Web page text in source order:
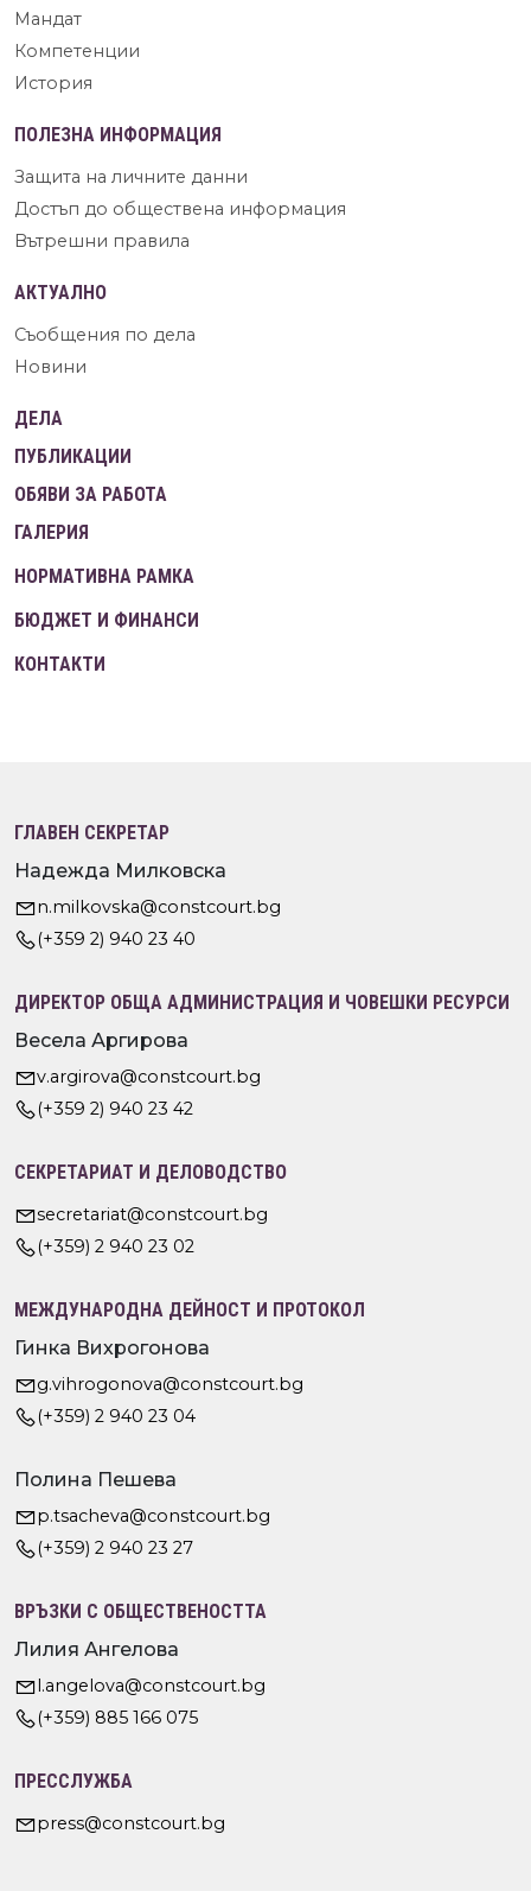
Мандат
Компетенции
История
ПОЛЕЗНА ИНФОРМАЦИЯ
Защита на личните данни
Достъп до обществена информация
Вътрешни правила
АКТУАЛНО
Съобщения по дела
Новини
ДЕЛА
ПУБЛИКАЦИИ
ОБЯВИ ЗА РАБОТА
ГАЛЕРИЯ
НОРМАТИВНА РАМКА
БЮДЖЕТ И ФИНАНСИ
КОНТАКТИ
ГЛАВЕН СЕКРЕТАР
Надежда Милковска
n.milkovska@constcourt.bg
(+359 2) 940 23 40
ДИРЕКТОР ОБЩА АДМИНИСТРАЦИЯ И ЧОВЕШКИ РЕСУРСИ
Весела Аргирова
v.argirova@constcourt.bg
(+359 2) 940 23 42
СЕКРЕТАРИАТ И ДЕЛОВОДСТВО
secretariat@constcourt.bg
(+359) 2 940 23 02
МЕЖДУНАРОДНА ДЕЙНОСТ И ПРОТОКОЛ
Гинка Вихрогонова
g.vihrogonova@constcourt.bg
(+359) 2 940 23 04
Полина Пешева
p.tsacheva@constcourt.bg
(+359) 2 940 23 27
ВРЪЗКИ С ОБЩЕСТВЕНОСТТА
Лилия Ангелова
l.angelova@constcourt.bg
(+359) 885 166 075
ПРЕССЛУЖБА
press@constcourt.bg